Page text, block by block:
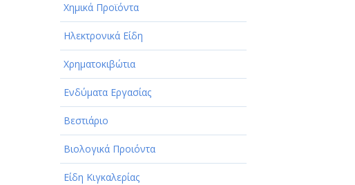
Χημικά Προϊόντα
Ηλεκτρονικά Είδη
Χρηματοκιβώτια
Ενδύματα Εργασίας
Βεστιάριο
Βιολογικά Προιόντα
Είδη Κιγκαλερίας